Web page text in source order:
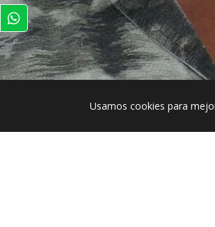
Usamos cookies para